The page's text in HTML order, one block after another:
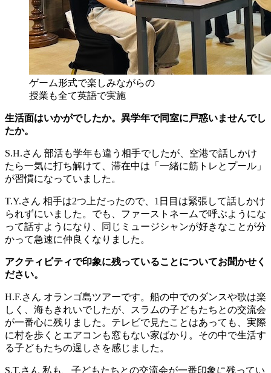
ゲーム形式で楽しみながらの
授業も全て英語で実施
生活面はいかがでしたか。異学年で同室に戸惑いませんでし
たか。
S.H.さん 部活も学年も違う相手でしたが、空港で話しかけ
たら一気に打ち解けて、滞在中は「一緒に筋トレとプール」
が習慣になっていました。
T.Y.さん 相手は2つ上だったので、1日目は緊張して話しかけ
られずにいました。でも、ファーストネームで呼ぶようにな
って話すようになり、同じミュージシャンが好きなことが分
かって急速に仲良くなりました。
アクティビティで印象に残っていることについてお聞かせく
ださい。
H.F.さん オランゴ島ツアーです。船の中でのダンスや歌は楽
しく、海もきれいでしたが、スラムの子どもたちとの交流会
が一番心に残りました。テレビで見たことはあっても、実際
に村を歩くとエアコンも窓もない家ばかり。その中で生活す
る子どもたちの逞しさを感じました。
S.T.さん 私も、子どもたちとの交流会が一番印象に残ってい